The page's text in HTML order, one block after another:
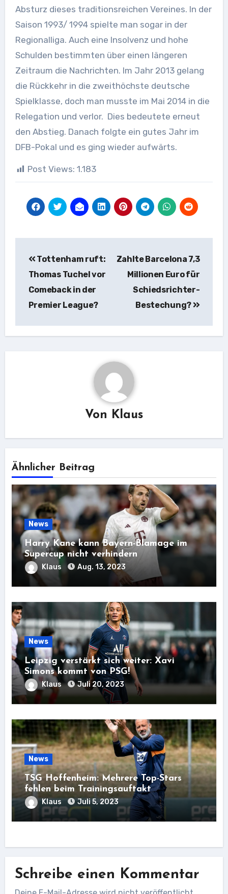
Absturz dieses traditionsreichen Vereines. In der
Saison 1993/ 1994 spielte man sogar in der
Regionalliga. Auch eine Insolvenz und hohe
Schulden bestimmten über einen längeren
Zeitraum die Nachrichten. Im Jahr 2013 gelang
die Rückkehr in die zweithöchste deutsche
Spielklasse, doch man musste im Mai 2014 in die
Relegation und verlor. Dies bedeutete erneut
den Abstieg. Danach folgte ein gutes Jahr im
DFB-Pokal und es ging wieder aufwärts.
Post Views: 1.183
Tottenham ruft:
Thomas Tuchel vor
Comeback in der
Premier League?
Zahlte Barcelona 7,3
Millionen Euro für
Schiedsrichter-
Bestechung?
Von Klaus
Ähnlicher Beitrag
News
Harry Kane kann Bayern-Blamage im
Supercup nicht verhindern
Klaus Aug. 13, 2023
News
Leipzig verstärkt sich weiter: Xavi
Simons kommt von PSG!
Klaus Juli 20, 2023
News
TSG Hoffenheim: Mehrere Top-Stars
fehlen beim Trainingsauftakt
Klaus Juli 5, 2023
Schreibe einen Kommentar